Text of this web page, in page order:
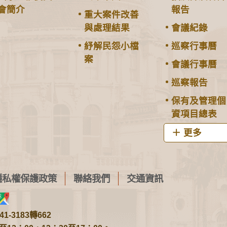
簡介
重大案件改善
與處理結果
紓解民怨小檔
案
報告
會議紀錄
巡察行事曆
會議行事曆
巡察報告
保有及管理個
資項目總表
更多
私權保護政策 聯絡我們 交通資訊
3183轉662